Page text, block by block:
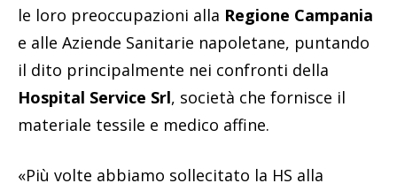
le loro preoccupazioni alla Regione Campania
e alle Aziende Sanitarie napoletane, puntando
il dito principalmente nei confronti della
Hospital Service Srl, società che fornisce il
materiale tessile e medico affine.
«Più volte abbiamo sollecitato la HS alla